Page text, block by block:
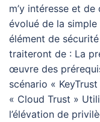
m’y intéresse et
évolué de la
élément de
traiteront de : La
œuvre des
scénario «
« Cloud Trust »
l’élévation de